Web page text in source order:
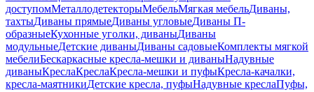
доступомМеталлодетекторыМебельМягкая мебельДиваны,
тахтыДиваны прямыеДиваны угловыеДиваны П-
образныеКухонные уголки, диваныДиваны
модульныеДетские диваныДиваны садовыеКомплекты мягкой
мебелиБескаркасные кресла-мешки и диваныНадувные
диваныКреслаКреслаКресла-мешки и пуфыКресла-качалки,
кресла-маятникиДетские кресла, пуфыНадувные креслаПуфы,